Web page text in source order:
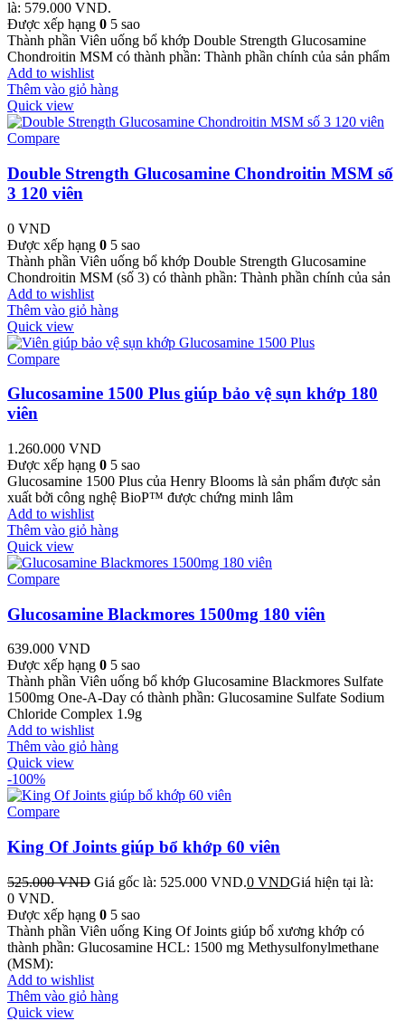
là: 579.000 VND.
Được xếp hạng 0 5 sao
Thành phần Viên uống bổ khớp Double Strength Glucosamine
Chondroitin MSM có thành phần: Thành phần chính của sản phẩm
Add to wishlist
Thêm vào giỏ hàng
Quick view
Compare
Double Strength Glucosamine Chondroitin MSM số
3 120 viên
0 VND
Được xếp hạng 0 5 sao
Thành phần Viên uống bổ khớp Double Strength Glucosamine
Chondroitin MSM (số 3) có thành phần: Thành phần chính của sản
Add to wishlist
Thêm vào giỏ hàng
Quick view
Compare
Glucosamine 1500 Plus giúp bảo vệ sụn khớp 180
viên
1.260.000 VND
Được xếp hạng 0 5 sao
Glucosamine 1500 Plus của Henry Blooms là sản phẩm được sản
xuất bởi công nghệ BioP™ được chứng minh lâm
Add to wishlist
Thêm vào giỏ hàng
Quick view
Compare
Glucosamine Blackmores 1500mg 180 viên
639.000 VND
Được xếp hạng 0 5 sao
Thành phần Viên uống bổ khớp Glucosamine Blackmores Sulfate
1500mg One-A-Day có thành phần: Glucosamine Sulfate Sodium
Chloride Complex 1.9g
Add to wishlist
Thêm vào giỏ hàng
Quick view
-100%
Compare
King Of Joints giúp bổ khớp 60 viên
525.000VND Giá gốc là: 525.000 VND.0 VNDGiá hiện tại là:
0 VND.
Được xếp hạng 0 5 sao
Thành phần Viên uống King Of Joints giúp bổ xương khớp có
thành phần: Glucosamine HCL: 1500 mg Methysulfonylmethane
(MSM):
Add to wishlist
Thêm vào giỏ hàng
Quick view